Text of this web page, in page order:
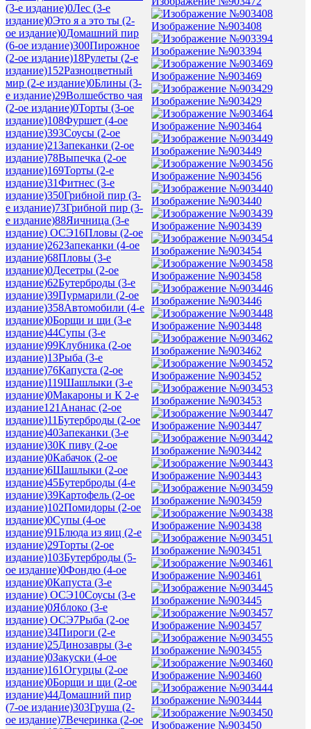
(3-е издание)0Лес (3-е
издание)0Это я а это ты (2-
ое издание)0Домашний пир
(6-ое издание)300Пирожное
(2-ое издание)18Рулеты (2-е
издание)152Разноцветный
мир (2-е издание)0Блины (3-
е издание)29Волшебство чая
(2-ое издание)0Торты (3-ое
издание)108Фуршет (4-ое
издание)393Соусы (2-ое
издание)21Запеканки (2-ое
издание)78Выпечка (2-ое
издание)169Торты (2-е
издание)31Фитнес (3-е
издание)350Грибной пир (3-
е издание)73Грибной пир (3-
е издание)88Яичница (3-е
издание) ОСЭ16Пловы (2-ое
издание)262Запеканки (4-ое
издание)68Пловы (3-е
издание)0Десетры (2-ое
издание)62Бутерброды (3-е
издание)39Пурмарили (2-ое
издание)358Автомобили (4-е
издание)0Борщи и щи (3-е
издание)44Супы (3-е
издание)99Клубника (2-ое
издание)13Рыба (3-е
издание)76Капуста (2-ое
издание)119Шашлыки (3-е
издание)0Макароны и К 2-е
издание121Ананас (2-ое
издание)11Бутерброды (2-ое
издание)40Запеканки (3-е
издание)30К пиву (2-ое
издание)0Кабачок (2-ое
издание)6Шашлыки (2-ое
издание)45Бутерброды (4-е
издание)39Картофель (2-ое
издание)102Помидоры (2-ое
издание)0Супы (4-ое
издание)91Блюда из яиц (2-е
издание)29Торты (2-ое
издание)103Бутерброды (5-
ое издание)0Фондю (4-ое
издание)0Капуста (3-е
издание) ОСЭ10Соусы (3-е
издание)0Яблоко (3-е
издание) ОСЭ7Рыба (2-ое
издание)34Пироги (2-е
издание)25Динозавры (3-е
издание)0Закуски (4-ое
издание)161Огурцы (2-ое
издание)0Борщи и щи (2-ое
издание)44Домашний пир
(7-ое издание)303Груша (2-
ое издание)7Вечеринка (2-ое
Изображение №903408
Изображение №903394
Изображение №903469
Изображение №903429
Изображение №903464
Изображение №903449
Изображение №903456
Изображение №903440
Изображение №903439
Изображение №903454
Изображение №903458
Изображение №903446
Изображение №903448
Изображение №903462
Изображение №903452
Изображение №903453
Изображение №903447
Изображение №903442
Изображение №903443
Изображение №903459
Изображение №903438
Изображение №903451
Изображение №903461
Изображение №903445
Изображение №903457
Изображение №903455
Изображение №903460
Изображение №903444
Изображение №903450